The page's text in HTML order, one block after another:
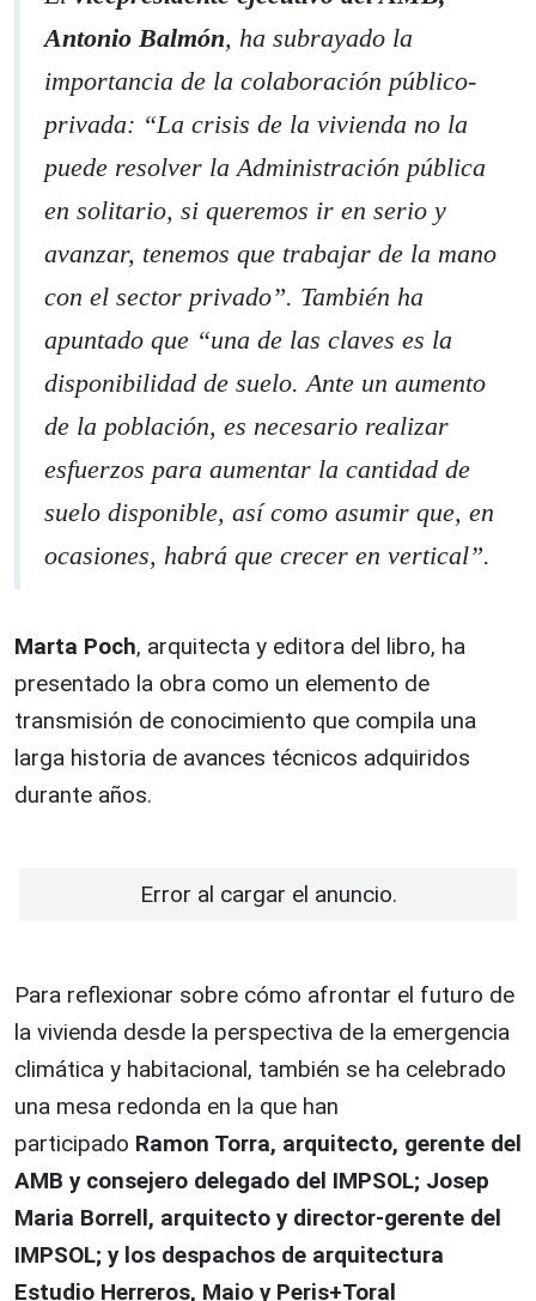
Antonio Balmón, ha subrayado la
importancia de la colaboración público-
privada: “La crisis de la vivienda no la
puede resolver la Administración pública
en solitario, si queremos ir en serio y
avanzar, tenemos que trabajar de la mano
con el sector privado”. También ha
apuntado que “una de las claves es la
disponibilidad de suelo. Ante un aumento
de la población, es necesario realizar
esfuerzos para aumentar la cantidad de
suelo disponible, así como asumir que, en
ocasiones, habrá que crecer en vertical”.
Marta Poch, arquitecta y editora del libro, ha
presentado la obra como un elemento de
transmisión de conocimiento que compila una
larga historia de avances técnicos adquiridos
durante años.
Error al cargar el anuncio.
Para reflexionar sobre cómo afrontar el futuro de
la vivienda desde la perspectiva de la emergencia
climática y habitacional, también se ha celebrado
una mesa redonda en la que han
participado Ramon Torra, arquitecto, gerente del
AMB y consejero delegado del IMPSOL; Josep
Maria Borrell, arquitecto y director-gerente del
IMPSOL; y los despachos de arquitectura
Estudio Herreros, Maio y Peris+Toral